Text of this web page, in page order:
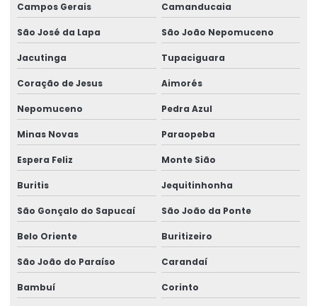
Medicina e segurança do trabalho empresas
Perícia para adicional de insalubridade
Perícia para adicional de periculosidade
Perícia de capacidade laborativa
Perícia de capacidade ocupacional
Perícia para concessão de benefícios
Perícia de ergonomia no posto de trabalho
Perícia ergonômica
Perícia para erro médico
Campos Gerais Camanducaia
São José da Lapa São João Nepomuceno
Jacutinga Tupaciguara
Coração de Jesus Aimorés
Nepomuceno Pedra Azul
Minas Novas Paraopeba
Espera Feliz Monte Sião
Buritis Jequitinhonha
São Gonçalo do Sapucaí São João da Ponte
Belo Oriente Buritizeiro
São João do Paraíso Carandaí
Bambuí Corinto